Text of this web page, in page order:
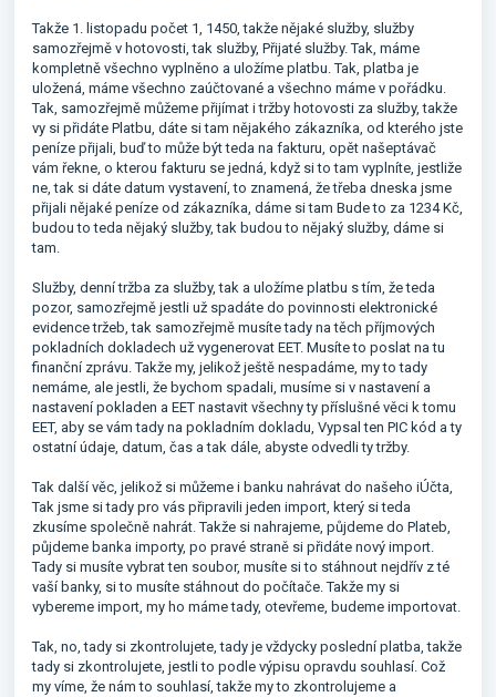
Takže 1. listopadu počet 1, 1450, takže nějaké služby, služby
samozřejmě v hotovosti, tak služby, Přijaté služby. Tak, máme
kompletně všechno vyplněno a uložíme platbu. Tak, platba je
uložená, máme všechno zaúčtované a všechno máme v pořádku.
Tak, samozřejmě můžeme přijímat i tržby hotovosti za služby, takže
vy si přidáte Platbu, dáte si tam nějakého zákazníka, od kterého jste
peníze přijali, buď to může být teda na fakturu, opět našeptávač
vám řekne, o kterou fakturu se jedná, když si to tam vyplníte, jestliže
ne, tak si dáte datum vystavení, to znamená, že třeba dneska jsme
přijali nějaké peníze od zákazníka, dáme si tam Bude to za 1234 Kč,
budou to teda nějaký služby, tak budou to nějaký služby, dáme si
tam.
Služby, denní tržba za služby, tak a uložíme platbu s tím, že teda
pozor, samozřejmě jestli už spadáte do povinnosti elektronické
evidence tržeb, tak samozřejmě musíte tady na těch příjmových
pokladních dokladech už vygenerovat EET. Musíte to poslat na tu
finanční zprávu. Takže my, jelikož ještě nespadáme, my to tady
nemáme, ale jestli, že bychom spadali, musíme si v nastavení a
nastavení pokladen a EET nastavit všechny ty příslušné věci k tomu
EET, aby se vám tady na pokladním dokladu, Vypsal ten PIC kód a ty
ostatní údaje, datum, čas a tak dále, abyste odvedli ty tržby.
Tak další věc, jelikož si můžeme i banku nahrávat do našeho iÚčta,
Tak jsme si tady pro vás připravili jeden import, který si teda
zkusíme společně nahrát. Takže si nahrajeme, půjdeme do Plateb,
půjdeme banka importy, po pravé straně si přidáte nový import.
Tady si musíte vybrat ten soubor, musíte si to stáhnout nejdřív z té
vaší banky, si to musíte stáhnout do počítače. Takže my si
vybereme import, my ho máme tady, otevřeme, budeme importovat.
Tak, no, tady si zkontrolujete, tady je vždycky poslední platba, takže
tady si zkontrolujete, jestli to podle výpisu opravdu souhlasí. Což
my víme, že nám to souhlasí, takže my to zkontrolujeme a